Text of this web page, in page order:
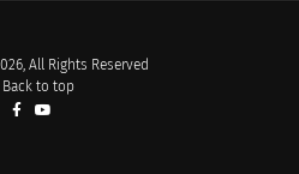
All Rights Reserved
to top